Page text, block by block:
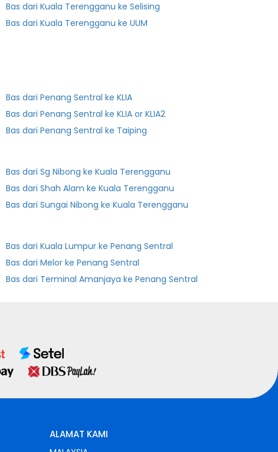
Bas dari Kuala Terengganu ke Selising
Bas dari Kuala Terengganu ke UUM
Bas dari Penang Sentral ke KLIA
Bas dari Penang Sentral ke KLIA or KLIA2
Bas dari Penang Sentral ke Taiping
Bas dari Sg Nibong ke Kuala Terengganu
Bas dari Shah Alam ke Kuala Terengganu
Bas dari Sungai Nibong ke Kuala Terengganu
Bas dari Kuala Lumpur ke Penang Sentral
Bas dari Melor ke Penang Sentral
Bas dari Terminal Amanjaya ke Penang Sentral
ALAMAT KAMI